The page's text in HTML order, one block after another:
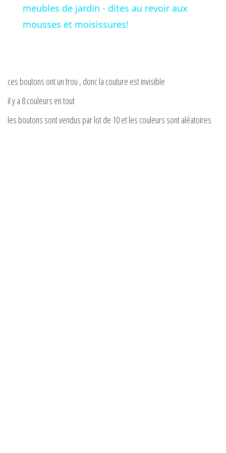
a
meubles de jardin - dites au revoir aux
mousses et moisissures!
ces boutons ont un trou , donc la couture est invisible
il y a 8 couleurs en tout
les boutons sont vendus par lot de 10 et les couleurs sont aléatoires